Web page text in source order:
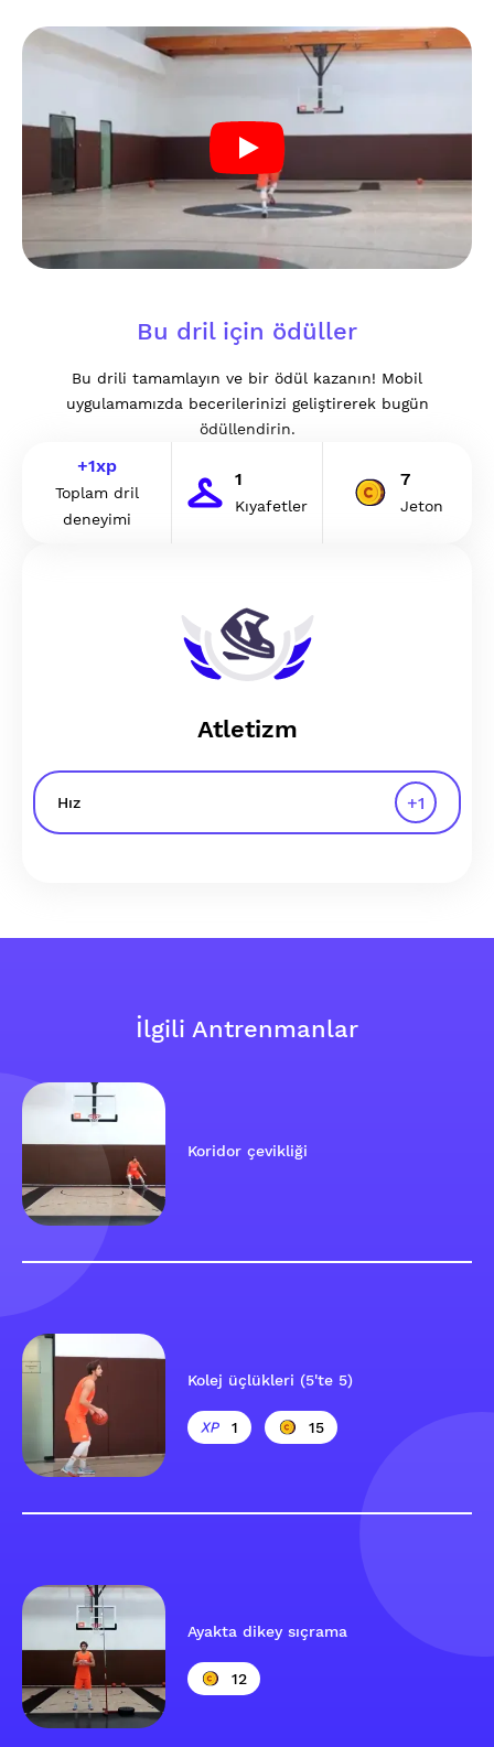
Bu dril için ödüller
Bu drili tamamlayın ve bir ödül kazanın! Mobil
uygulamamızda becerilerinizi geliştirerek bugün
ödüllendirin.
+1xp
Toplam dril
deneyimi
1
Kıyafetler
7
Jeton
Atletizm
Hız +1
İlgili Antrenmanlar
Koridor çevikliği
Kolej üçlükleri (5'te 5)
1 15
Ayakta dikey sıçrama
12